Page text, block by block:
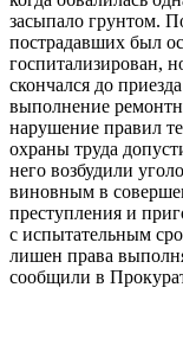
засыпало грунтом.
пострадавших был
госпитализирован,
скончался до
выполнение
нарушение правил
охраны труда
него возбудили
виновным в
преступления и
с испытательным
лишен права
сообщили в